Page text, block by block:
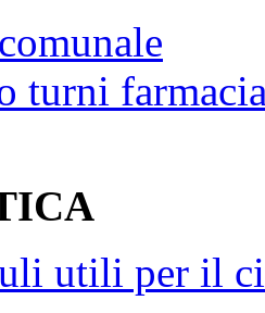
turni
utili per il